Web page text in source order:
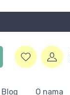
Blog O nama